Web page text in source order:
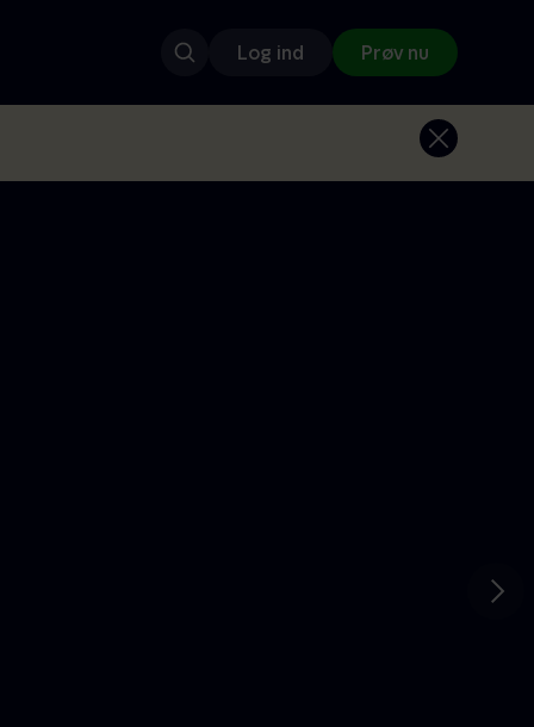
Log ind Prøv nu